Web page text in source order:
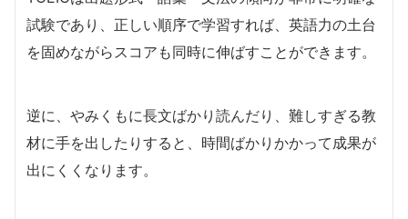
試験であり、正しい順序で学習すれば、英語力の土台
を固めながらスコアも同時に伸ばすことができます。
逆に、やみくもに長文ばかり読んだり、難しすぎる教
材に手を出したりすると、時間ばかりかかって成果が
出にくくなります。